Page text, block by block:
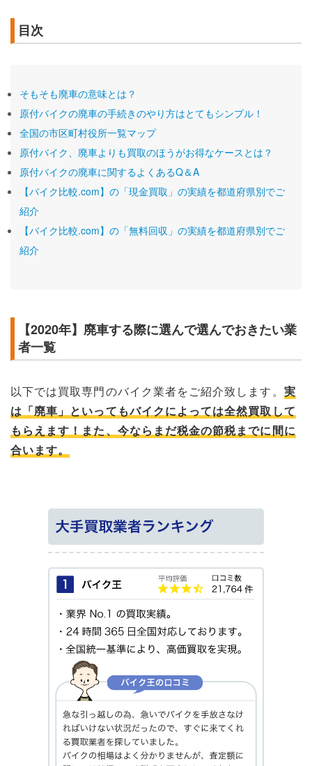
目次
そもそも廃車の意味とは？
原付バイクの廃車の手続きのやり方はとてもシンプル！
全国の市区町村役所一覧マップ
原付バイク、廃車よりも買取のほうがお得なケースとは？
原付バイクの廃車に関するよくあるQ＆A
【バイク比較.com】の「現金買取」の実績を都道府県別でご
紹介
【バイク比較.com】の「無料回収」の実績を都道府県別でご
紹介
【2020年】廃車する際に選んで選んでおきたい業
者一覧
以下では買取専門のバイク業者をご紹介致します。 実
は「廃車」といってもバイクによっては全然買取して
もらえます！また、今ならまだ税金の節税までに間に
合います。